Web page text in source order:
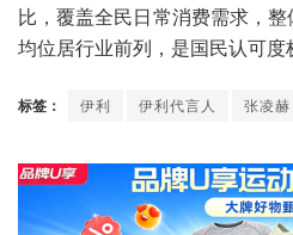
比，覆盖全民日常消费需求，
均位居行业前列，是国民认可度
标签： 伊利 伊利代言人 张凌赫